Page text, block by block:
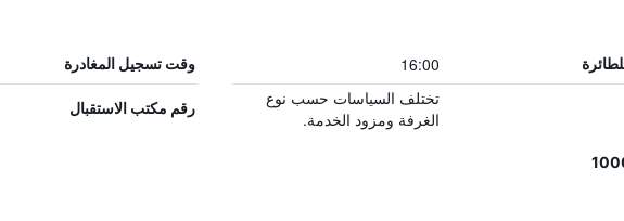
16:00 وقت تسجيل المغادرة
تختلف السياسات حسب نوع
الغرفة ومزود الخدمة.
رقم مكتب الاستقبال